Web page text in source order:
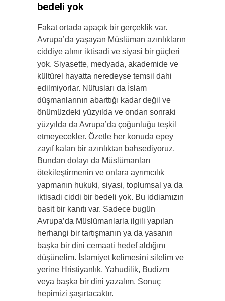
bedeli yok
Fakat ortada apaçık bir gerçeklik var.
Avrupa’da yaşayan Müslüman azınlıkların
ciddiye alınır iktisadi ve siyasi bir güçleri
yok. Siyasette, medyada, akademide ve
kültürel hayatta neredeyse temsil dahi
edilmiyorlar. Nüfusları da İslam
düşmanlarının abarttığı kadar değil ve
önümüzdeki yüzyılda ve ondan sonraki
yüzyılda da Avrupa’da çoğunluğu teşkil
etmeyecekler. Özetle her konuda epey
zayıf kalan bir azınlıktan bahsediyoruz.
Bundan dolayı da Müslümanları
ötekileştirmenin ve onlara ayrımcılık
yapmanın hukuki, siyasi, toplumsal ya da
iktisadi ciddi bir bedeli yok. Bu iddiamızın
basit bir kanıtı var. Sadece bugün
Avrupa’da Müslümanlarla ilgili yapılan
herhangi bir tartışmanın ya da yasanın
başka bir dini cemaati hedef aldığını
düşünelim. İslamiyet kelimesini silelim ve
yerine Hristiyanlık, Yahudilik, Budizm
veya başka bir dini yazalım. Sonuç
hepimizi şaşırtacaktır.